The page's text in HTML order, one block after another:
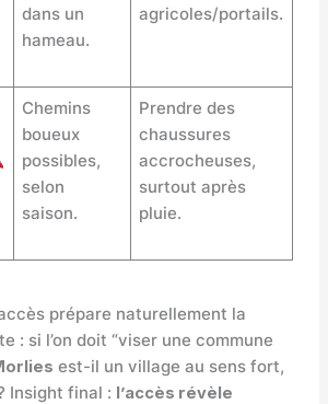
dans un
hameau.
agricoles/portails.
Chemins
boueux
possibles,
selon
saison.
Prendre des
chaussures
accrocheuses,
surtout après
pluie.
prépare naturellement la
: si l’on doit “viser une commune
est-il un village au sens fort,
Insight final : l’accès révèle